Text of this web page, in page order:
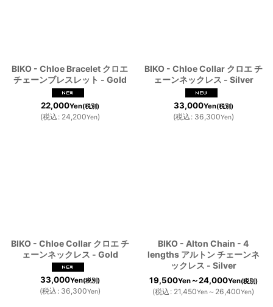
BIKO - Chloe Bracelet クロエ
チェーンブレスレット - Gold
22,000Yen(税別)
(税込 : 24,200Yen)
BIKO - Chloe Collar クロエ チ
ェーンネックレス - Silver
33,000Yen(税別)
(税込 : 36,300Yen)
BIKO - Chloe Collar クロエ チ
ェーンネックレス - Gold
33,000Yen(税別)
(税込 : 36,300Yen)
BIKO - Alton Chain - 4
lengths アルトン チェーンネ
ックレス - Silver
19,500Yen～24,000Yen(税別)
(税込 : 21,450Yen～26,400Yen)